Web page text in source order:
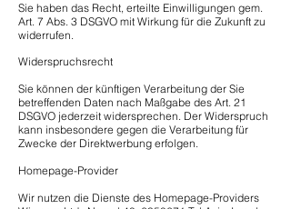
Sie haben das Recht, erteilte Einwilligungen gem.
Art. 7 Abs. 3 DSGVO mit Wirkung für die Zukunft zu
widerrufen.
Widerspruchsrecht
Sie können der künftigen Verarbeitung der Sie
betreffenden Daten nach Maßgabe des Art. 21
DSGVO jederzeit widersprechen. Der Widerspruch
kann insbesondere gegen die Verarbeitung für
Zwecke der Direktwerbung erfolgen.
Homepage-Provider
Wir nutzen die Dienste des Homepage-Providers